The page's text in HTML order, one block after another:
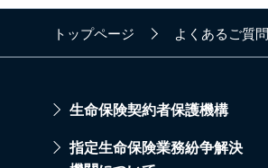
トップページ よくあるご質問
生命保険契約者保護機構
指定生命保険業務紛争解決